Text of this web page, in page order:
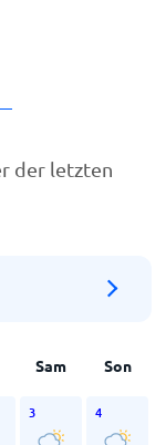
der letzten
Sam Son
3 4